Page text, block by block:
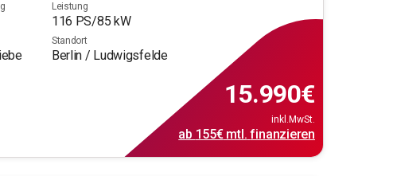
Leistung
116 PS/85 kW
Standort
Berlin / Ludwigsfelde
15.990€
inkl.MwSt.
ab 155€mtl. finanzieren